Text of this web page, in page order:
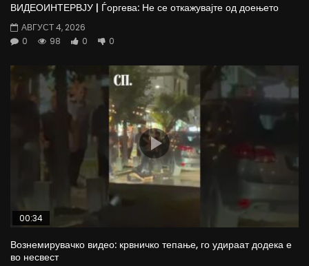
ВИДЕОИНТЕРВЈУ | Ѓоргева: Не се откажувајте од доењето
АВГУСТ 4, 2026
0
98 0 0
00:34
Вознемирувачко видео: крвничко тепање, го удираат додека е
во несвест